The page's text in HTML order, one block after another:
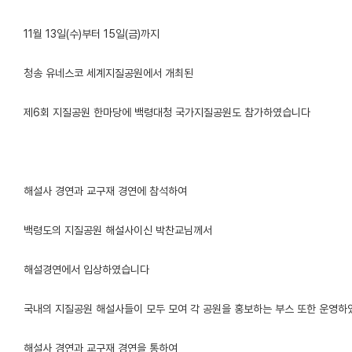
11월 13일(수)부터 15일(금)까지
청송 유네스코 세계지질공원에서 개최된
제6회 지질공원 한마당에 백령대청 국가지질공원도 참가하였습니다
해설사 경연과 교구재 경연에 참석하여
백령도의 지질공원 해설사이신 박찬교님께서
해설경연에서 입상하였습니다
국내의 지질공원 해설사들이 모두 모여 각 공원을 홍보하는 부스 또한 운영하
해설사 경연과 교구재 경연을 통하여